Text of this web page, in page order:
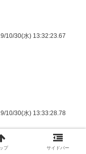
10/30(水) 13:32:23.67
10/30(水) 13:33:28.78
るのはなんでな
プ サイドバー